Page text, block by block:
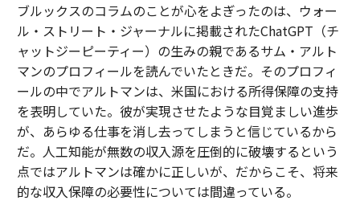
ブルックスのコラムのことが心をよぎったのは、ウォー
ル・ストリート・ジャーナルに掲載されたChatGPT（チ
ャットジーピーティー）の生みの親であるサム・アルト
マンのプロフィールを読んでいたときだ。そのプロフィ
ールの中でアルトマンは、米国における所得保障の支持
を表明していた。彼が実現させたような目覚ましい進歩
が、あらゆる仕事を消し去ってしまうと信じているから
だ。人工知能が無数の収入源を圧倒的に破壊するという
点ではアルトマンは確かに正しいが、だからこそ、将来
的な収入保障の必要性については間違っている。